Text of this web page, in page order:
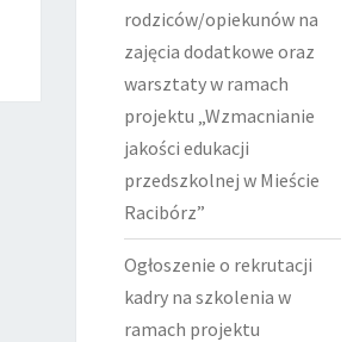
rodziców/opiekunów na
zajęcia dodatkowe oraz
warsztaty w ramach
projektu „Wzmacnianie
jakości edukacji
przedszkolnej w Mieście
Racibórz”
Ogłoszenie o rekrutacji
kadry na szkolenia w
ramach projektu